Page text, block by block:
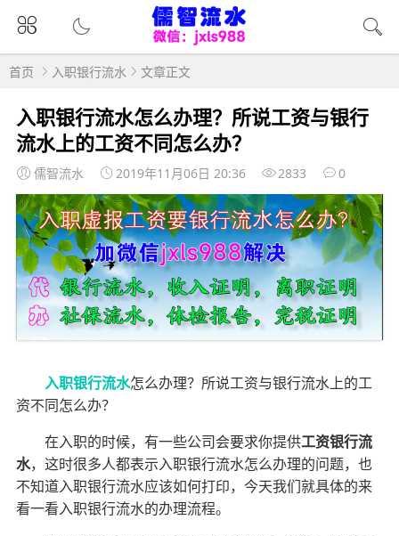
首页 入职银行流水 文章正文
入职银行流水怎么办理？所说工资与银行
流水上的工资不同怎么办？
儒智流水 2019年11月06日 20:36 2833 0
入职银行流水怎么办理？所说工资与银行流水上的工
资不同怎么办？
在入职的时候，有一些公司会要求你提供工资银行流
水，这时很多人都表示入职银行流水怎么办理的问题，也
不知道入职银行流水应该如何打印，今天我们就具体的来
看一看入职银行流水的办理流程。